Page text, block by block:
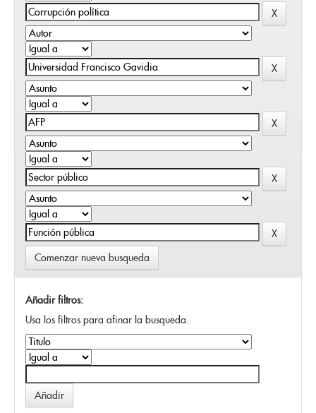
Comenzar nueva busqueda
Añadir filtros:
Usa los filtros para afinar la busqueda.